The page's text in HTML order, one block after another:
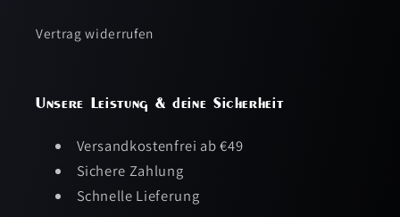
Vertrag widerrufen
Unsere Leistung & deine Sicherheit
Versandkostenfrei ab €49
Sichere Zahlung
Schnelle Lieferung